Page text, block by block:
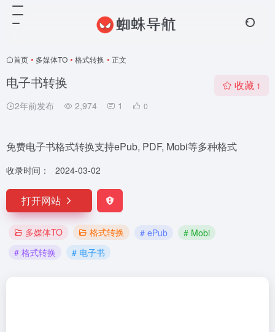
首页 • 多媒体TO • 格式转换 • 正文
电子书转换
2年前发布 2,974 1 0
收藏 1
免费电子书格式转换支持ePub, PDF, Mobi等多种格式
收录时间： 2024-03-02
打开网站
多媒体TO 格式转换 # ePub
# Mobi
# 格式转换
# 电子书